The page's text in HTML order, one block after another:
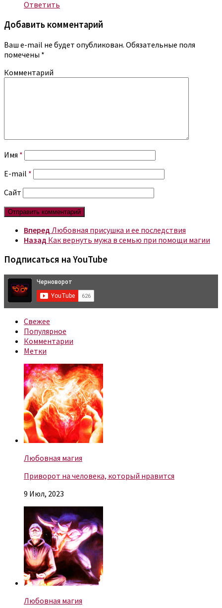
Ответить
Добавить комментарий
Ваш e-mail не будет опубликован. Обязательные поля
помечены *
Комментарий
Имя *
E-mail *
Сайт
Вперед Любовная присушка и ее последствия
Назад Как вернуть мужа в семью при помощи магии
Подписаться на YouTube
Свежее
Популярное
Комментарии
Метки
Любовная магия
Приворот на человека, который нравится
9 Июл, 2023
Любовная магия